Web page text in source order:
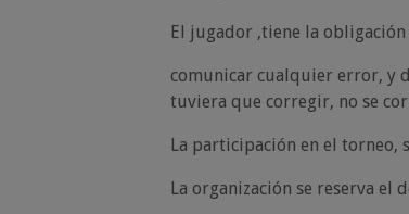
El jugador ,tiene la
comunicar cualquier error, y
tuviera que corregir, no se
La participación en el torneo,
La organización se reserva el